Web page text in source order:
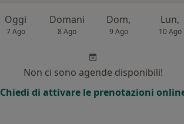
Oggi
7 Ago
Domani
8 Ago
Dom,
9 Ago
Lun,
10 Ago
Non ci sono agende disponibili!
Chiedi di attivare le prenotazioni